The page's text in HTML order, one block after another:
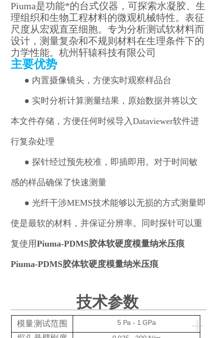
Piuma是功能*的台式仪器，可探索水凝胶、生
理组织和生物工程材料的微观机械特性。表征
尺度从宏观直至细胞。专为分析测试软材料而
设计，测量复杂和不规则材料在生理条件下的
力学性能。杭州轩辕科技有限公司
主要优势
● 内置摄像镜头，方便实时观察样品台
● 实时分析计算测量结果 ，原始数据并将以文
本文件存储，方便任何时候导入Dataviewer软件进
行复杂处理
●探针经过预先校准，即插即用。对于时间敏
感的样品确保了快速测量
●光纤干涉MEMS技术能够以无损的方式测量即
使是最软的材料，并保证分辨率。同时探针可以重
复使用Piuma-PDMS胶体软硬度模量纳米压痕
Piuma-PDMS胶体软硬度模量纳米压痕
技术参数
+
模量测试范围 5 Pa - 1 GPa